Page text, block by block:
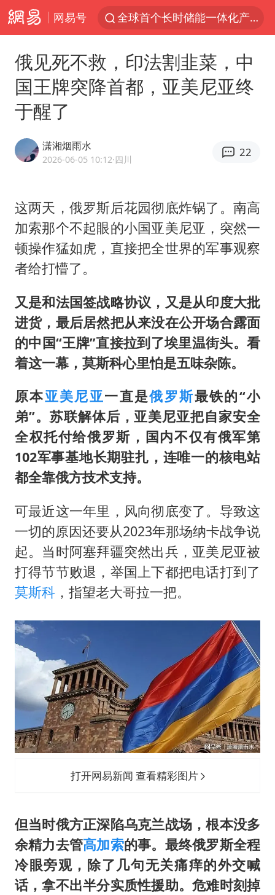
网易号
全球首个长时储能一体化产业园量产
“秋天的第一杯奶茶”6岁了
上海：台风白海豚或将带来龙卷风
38岁演员求职万岁山NPC成功
U17国足三连胜晋级明日之星半决赛
美股存储板块集体大跌
中巨芯：上半年归母净利润1405.77万元
日本试射“战斧”导弹，国防部回应
名创优品回应女子吐槽内裤质量差
百花奖开幕式
胡彦斌韩磊 谁帮谁
夯实基础开新局
俄见死不救，印法割韭菜，中
国王牌突降首都，亚美尼亚终
于醒了
潇湘烟雨水
2026-06-05 10:12·四川
22
这两天，俄罗斯后花园彻底炸锅了。南高
加索那个不起眼的小国亚美尼亚，突然一
顿操作猛如虎，直接把全世界的军事观察
者给打懵了。
又是和法国签战略协议，又是从印度大批
进货，最后居然把从来没在公开场合露面
的中国“王牌”直接拉到了埃里温街头。看
着这一幕，莫斯科心里怕是五味杂陈。
原本亚美尼亚一直是俄罗斯最铁的“小
弟”。苏联解体后，亚美尼亚把自家安全
全权托付给俄罗斯，国内不仅有俄军第
102军事基地长期驻扎，连唯一的核电站
都全靠俄方技术支持。
可最近这一年里，风向彻底变了。导致这
一切的原因还要从2023年那场纳卡战争说
起。当时阿塞拜疆突然出兵，亚美尼亚被
打得节节败退，举国上下都把电话打到了
莫斯科，指望老大哥拉一把。
打开网易新闻 查看精彩图片
但当时俄方正深陷乌克兰战场，根本没多
余精力去管高加索的事。最终俄罗斯全程
冷眼旁观，除了几句无关痛痒的外交喊
话，拿不出半分实质性援助。危难时刻掉